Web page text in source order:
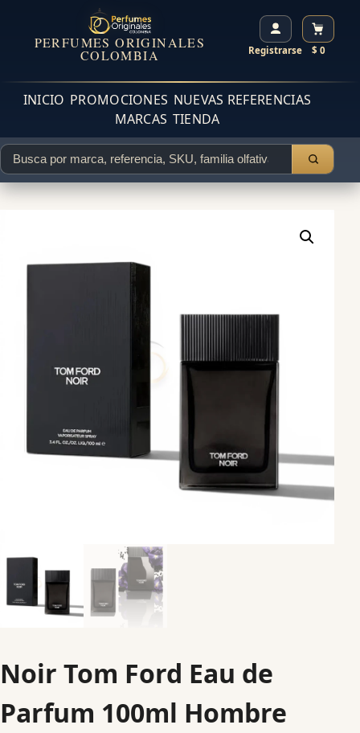
PERFUMES ORIGINALES
COLOMBIA Registrarse $ 0
INICIO PROMOCIONES NUEVAS REFERENCIAS
MARCAS TIENDA
Noir Tom Ford Eau de
Parfum 100ml Hombre